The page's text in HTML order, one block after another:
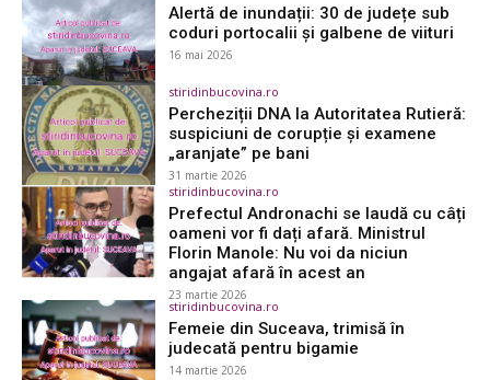
Alertă de inundații: 30 de județe sub
coduri portocalii și galbene de viituri
16 mai 2026
stiridinbucovina.ro
Percheziții DNA la Autoritatea Rutieră:
suspiciuni de corupție și examene
„aranjate” pe bani
31 martie 2026
stiridinbucovina.ro
Prefectul Andronachi se laudă cu câți
oameni vor fi dați afară. Ministrul
Florin Manole: Nu voi da niciun
angajat afară în acest an
23 martie 2026
stiridinbucovina.ro
Femeie din Suceava, trimisă în
judecată pentru bigamie
14 martie 2026